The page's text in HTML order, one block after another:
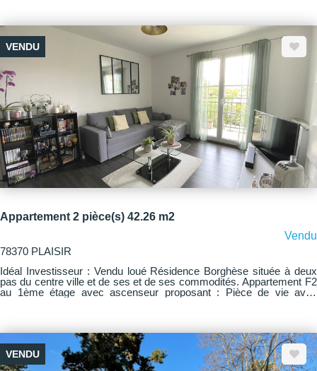
un WC indépendant. Une grande cave et une place de parking privé
complètent ce bien. Visite virtuelle disponible en dessous de
l'annonce.
VENDU
Appartement 2 pièce(s) 42.26 m2
Vendu
78370 PLAISIR
Idéal Investisseur : Vendu loué Résidence Borghèse située à deux
pas du centre ville et de ses et de ses commodités. Appartement F2
au 1ème étage avec ascenseur proposant : Pièce de vie avec
VENDU